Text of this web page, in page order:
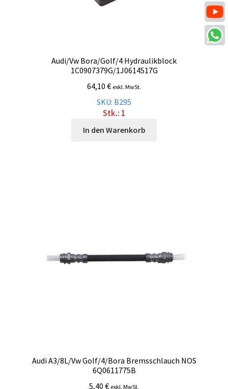
Audi/Vw Bora/Golf/4 Hydraulikblock
1C0907379G/1J0614517G
64,10 € exkl. MwSt.
SKU: B295
Stk.: 1
In den Warenkorb
Audi A3/8L/Vw Golf/4/Bora Bremsschlauch NOS
6Q0611775B
5,40 € exkl. MwSt.